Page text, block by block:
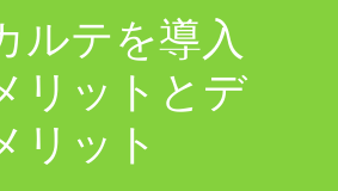
ルテを導入
リットとデ
リット